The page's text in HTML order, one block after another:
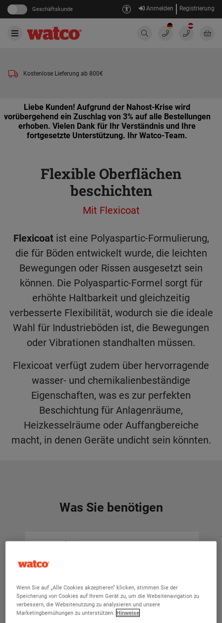
Geschäftskunde Anmelden Registrierung
Kostenlose Lieferung ab 800€
Liebe Kunden! Aufgrund der Nahost-Krise wird
vorübergehend ein Zuschlag von 3% auf alle Bestellungen
erhoben. Vielen Dank für Ihr Verständnis und Ihre
fortgesetzte Unterstützung. Ihr Watco-Team.
Flexible Oberflächen
beschichten
Mit Flexicoat
Flexicoatist eine Polyaspartic-Formulierung,
die für Böden entwickelt wurde, die leichten
Bewegungen oder Rissen ausgesetzt sein
können. Die Polyaspartic-Formel sorgt für
erhöhte Haltbarkeit und gleichzeitig
verbesserte Flexibilität, wodurch sie die ideale
Wahl für Industrieböden ist, die Bewegungen
oder Vibrationen standhalten müssen.
Flexicoat verfügt zudem über hervorragende
wasser- und chemikalienbeständige
Eigenschaften, was es zur perfekten
Beschichtung für Anlagenräume,
Heizkesselräume oder Auffangbereiche
macht, in denen Geräte undicht sein könnten.
Was Sie benötigen
Watco Flexicoat
Beschichtung für
Böden, welche
Vibrationen oder
Untergrundbewegungen
Wenn Sie auf „Alle Cookies akzeptieren“ klicken, stimmen Sie der
Speicherung von Cookies auf Ihrem Gerät zu, um die Websitenavigation zu
verbessern, die Websitenutzung zu analysieren und unsere
Marketingbemühungen zu unterstützen. Hinweise